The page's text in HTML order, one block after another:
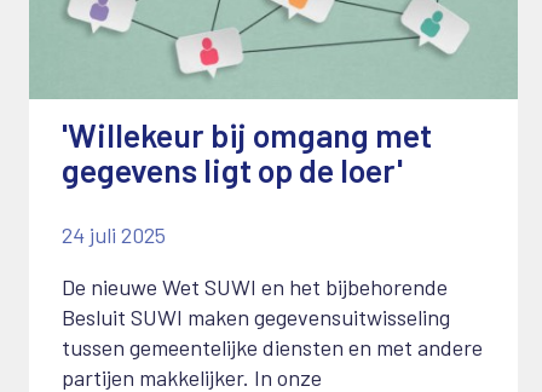
'Willekeur bij omgang met
gegevens ligt op de loer'
24 juli 2025
De nieuwe Wet SUWI en het bijbehorende
Besluit SUWI maken gegevensuitwisseling
tussen gemeentelijke diensten en met andere
partijen makkelijker. In onze